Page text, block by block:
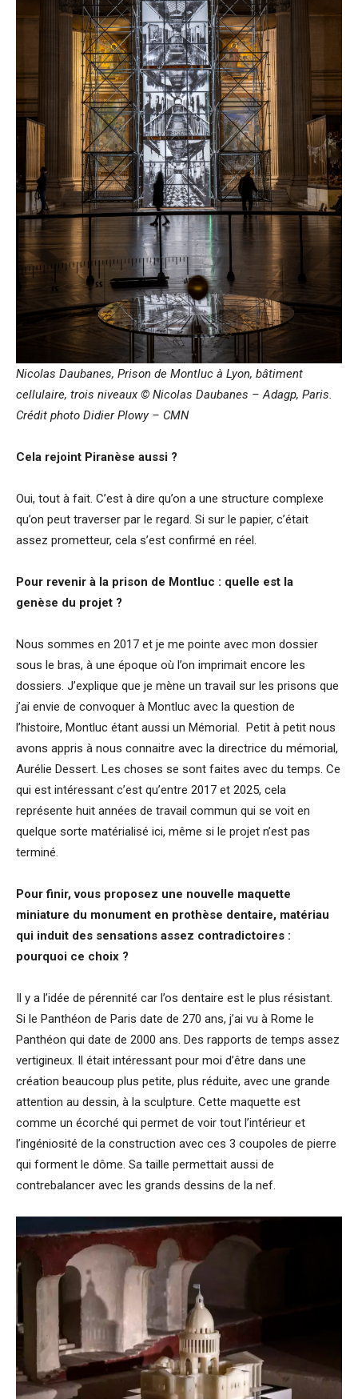
Nicolas Daubanes, Prison de Montluc à Lyon, bâtiment
cellulaire, trois niveaux © Nicolas Daubanes – Adagp, Paris.
Crédit photo Didier Plowy – CMN
Cela rejoint Piranèse aussi ?
Oui, tout à fait. C’est à dire qu’on a une structure complexe
qu’on peut traverser par le regard. Si sur le papier, c’était
assez prometteur, cela s’est confirmé en réel.
Pour revenir à la prison de Montluc : quelle est la
genèse du projet ?
Nous sommes en 2017 et je me pointe avec mon dossier
sous le bras, à une époque où l’on imprimait encore les
dossiers. J’explique que je mène un travail sur les prisons que
j’ai envie de convoquer à Montluc avec la question de
l’histoire, Montluc étant aussi un Mémorial. Petit à petit nous
avons appris à nous connaitre avec la directrice du mémorial,
Aurélie Dessert. Les choses se sont faites avec du temps. Ce
qui est intéressant c’est qu’entre 2017 et 2025, cela
représente huit années de travail commun qui se voit en
quelque sorte matérialisé ici, même si le projet n’est pas
terminé.
Pour finir, vous proposez une nouvelle maquette
miniature du monument en prothèse dentaire, matériau
qui induit des sensations assez contradictoires :
pourquoi ce choix ?
Il y a l’idée de pérennité car l’os dentaire est le plus résistant.
Si le Panthéon de Paris date de 270 ans, j’ai vu à Rome le
Panthéon qui date de 2000 ans. Des rapports de temps assez
vertigineux. Il était intéressant pour moi d’être dans une
création beaucoup plus petite, plus réduite, avec une grande
attention au dessin, à la sculpture. Cette maquette est
comme un écorché qui permet de voir tout l’intérieur et
l’ingéniosité de la construction avec ces 3 coupoles de pierre
qui forment le dôme. Sa taille permettait aussi de
contrebalancer avec les grands dessins de la nef.